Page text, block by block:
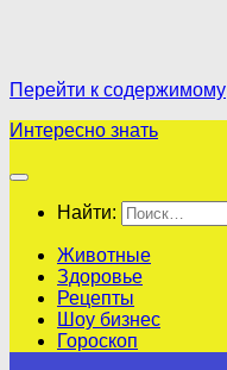
Перейти к содержимому
Интересно знать
Найти:
Животные
Здоровье
Рецепты
Шоу бизнес
Гороскоп